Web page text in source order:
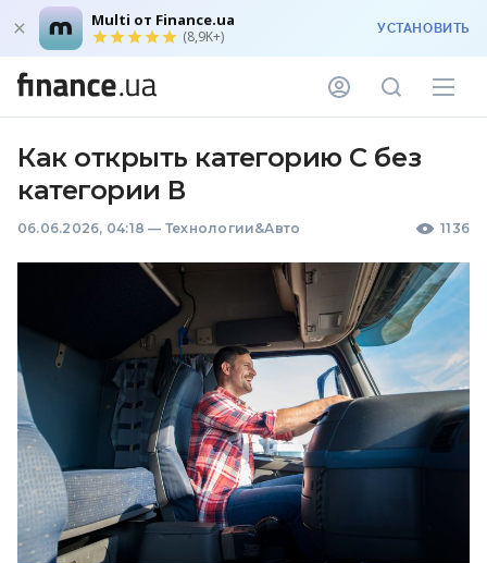
Multi от Finance.ua
(8,9K+) УСТАНОВИТЬ
Как открыть категорию С без
категории В
06.06.2026, 04:18 — Технологии&Авто 1136